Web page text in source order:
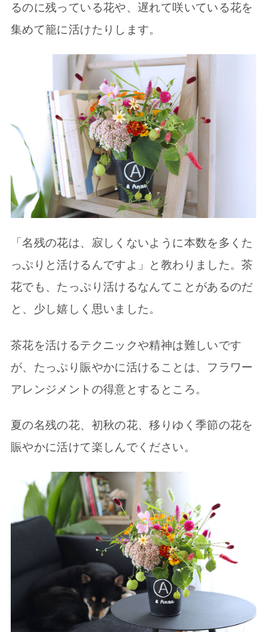
るのに残っている花や、遅れて咲いている花を
集めて籠に活けたりします。
「名残の花は、寂しくないように本数を多くた
っぷりと活けるんですよ」と教わりました。茶
花でも、たっぷり活けるなんてことがあるのだ
と、少し嬉しく思いました。
茶花を活けるテクニックや精神は難しいです
が、たっぷり賑やかに活けることは、フラワー
アレンジメントの得意とするところ。
夏の名残の花、初秋の花、移りゆく季節の花を
賑やかに活けて楽しんでください。